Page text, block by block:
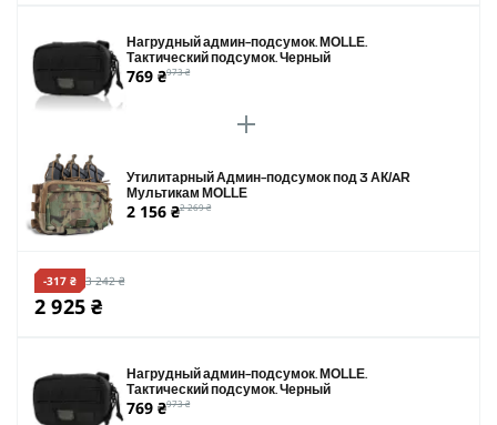
Нагрудный админ-подсумок. MOLLE.
Тактический подсумок. Черный
769 ₴973 ₴
Утилитарный Админ-подсумок под 3 АК/AR
Мультикам MOLLE
2 156 ₴2 269 ₴
-317 ₴ 3 242 ₴
2 925 ₴
Нагрудный админ-подсумок. MOLLE.
Тактический подсумок. Черный
769 ₴973 ₴